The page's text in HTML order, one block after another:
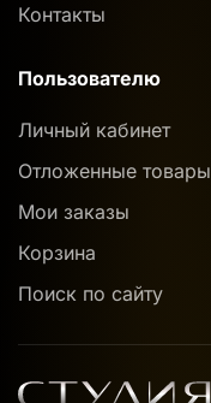
Контакты
Пользователю
Личный кабинет
Отложенные товары
Мои заказы
Корзина
Поиск по сайту